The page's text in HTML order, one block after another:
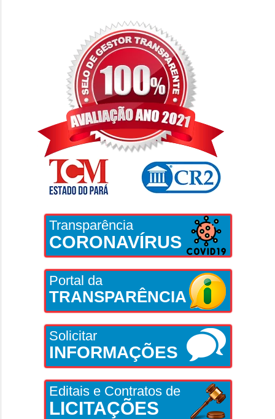
Transparência
CORONAVÍRUS
Portal da
TRANSPARÊNCIA
Solicitar
INFORMAÇÕES
Editais e Contratos de
LICITAÇÕES